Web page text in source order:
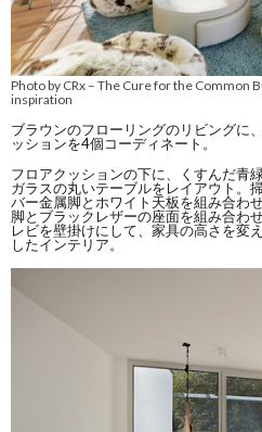
Photo by CRx – The Cure for the Common
inspiration
ブラウンのフローリングのリビングに
ッションを4個コーディネート。
フロアクッションの下に、くすんだ青
ガラスの丸いテーブルをレイアウト。
バー金属脚とホワイト天板を組み合わ
脚とブラックレザーの座面を組み合わ
レビを壁掛けにして、家具の高さを変
したインテリア。